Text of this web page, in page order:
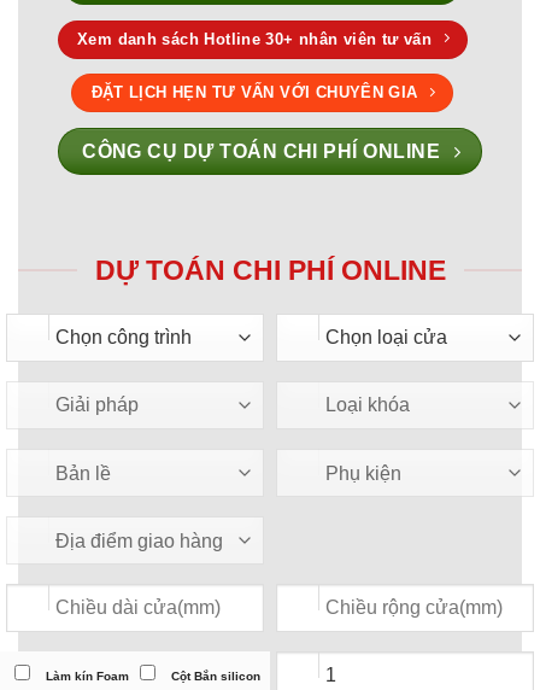
Xem danh sách Hotline 30+ nhân viên tư vấn
ĐẶT LỊCH HẸN TƯ VẤN VỚI CHUYÊN GIA
CÔNG CỤ DỰ TOÁN CHI PHÍ ONLINE
DỰ TOÁN CHI PHÍ ONLINE
Làm kín Foam Cột Bắn silicon